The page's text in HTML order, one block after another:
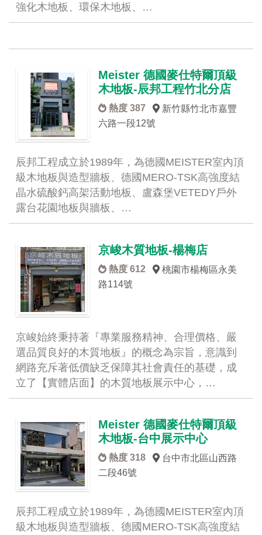
強化木地板、環保木地板、…
Meister 德國麥仕特爾頂級
木地板-辰邦工程竹北分店
熱度 387
新竹縣竹北市嘉豐
六路一段12號
辰邦工程成立於1989年，為德國MEISTER室內頂
級木地板與造型牆板、德國MERO-TSK高強度結
晶水硫酸鈣高架活動地板、盧森堡VETEDY戶外
露台花園地板與牆板、…
京峻木質地板-楊梅店
熱度 612
桃園市楊梅區永美
路114號
京峻始終秉持著『專業服務精神、合理價格、嚴
選品質良好的木質地板』的概念為宗旨，意識到
網路充斥著低價缺乏保障其社會責任的基礎，成
立了【實體店面】的木質地板展示中心，…
Meister 德國麥仕特爾頂級
木地板-台中展示中心
熱度 318
台中市北區山西路
二段46號
辰邦工程成立於1989年，為德國MEISTER室內頂
級木地板與造型牆板、德國MERO-TSK高強度結